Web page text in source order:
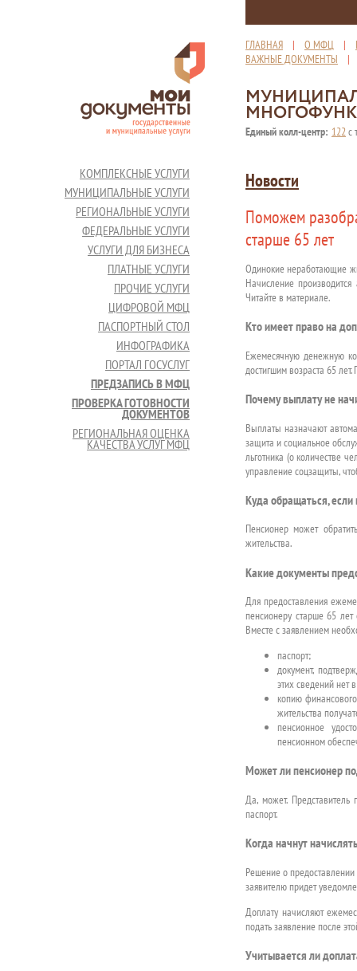
ГЛАВНАЯ | О МФЦ |
ВАЖНЫЕ ДОКУМЕНТЫ
Единый колл-центр: 122с
КОМПЛЕКСНЫЕ УСЛУГИ
МУНИЦИПАЛЬНЫЕ УСЛУГИ
РЕГИОНАЛЬНЫЕ УСЛУГИ
ФЕДЕРАЛЬНЫЕ УСЛУГИ
УСЛУГИ ДЛЯ БИЗНЕСА
ПЛАТНЫЕ УСЛУГИ
ПРОЧИЕ УСЛУГИ
ЦИФРОВОЙ МФЦ
ПАСПОРТНЫЙ СТОЛ
ИНФОГРАФИКА
ПОРТАЛ ГОСУСЛУГ
ПРЕДЗАПИСЬ В МФЦ
ПРОВЕРКА ГОТОВНОСТИ
ДОКУМЕНТОВ
РЕГИОНАЛЬНАЯ ОЦЕНКА
КАЧЕСТВА УСЛУГ МФЦ
Новости
Поможем
старше 65 лет
Одинокие неработающие
Начисление
Читайте в материале.
Кто имеет право на
Ежемесячную денежную
достигшим возраста 65
Почему выплату не
Выплаты назначают
защита и социальное
льготника (о количестве
управление соцзащиты,
Куда обращаться,
Пенсионер может
жительства.
Какие документы
Для предоставления
пенсионеру старше 65
Вместе с заявлением
паспорт;
документ,
этих сведений нет
копию
жительства
пенсионное
пенсионном
Может ли пенсионер
Да, может. Представитель
паспорт.
Когда начнут
Решение о
заявителю придет
Доплату начисляют
подать заявление после
Учитывается ли